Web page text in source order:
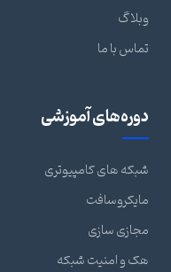
وبلاگ
تماس با ما
دوره‌های آموزشی
شبکه های کامپیوتری
مایکروسافت
مجازی سازی
هک و امنیت شبکه